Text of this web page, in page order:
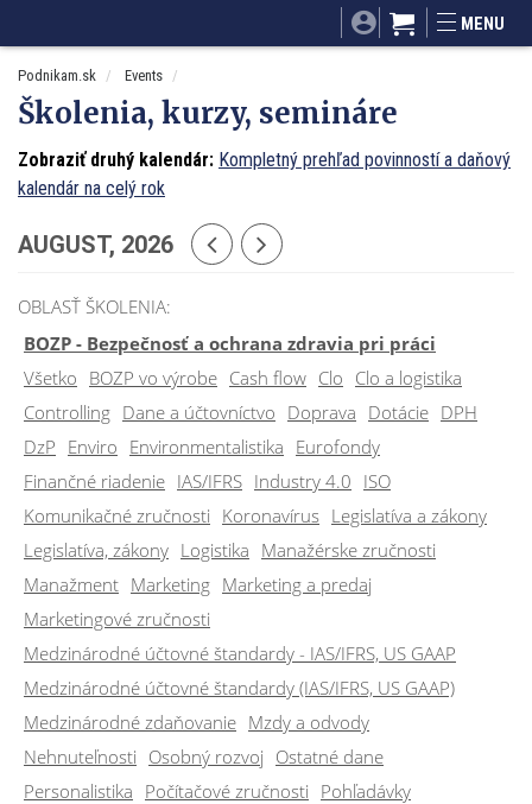
Mnamky-recepty.sk
MENU
Podnikam.sk Events
Školenia, kurzy, semináre
Zobraziť druhý kalendár: Kompletný prehľad povinností a daňový
kalendár na celý rok
AUGUST, 2026
OBLASŤ ŠKOLENIA:
BOZP - Bezpečnosť a ochrana zdravia pri práci
Všetko BOZP vo výrobe Cash flow Clo Clo a logistika
Controlling Dane a účtovníctvo Doprava Dotácie DPH
DzP Enviro Environmentalistika Eurofondy
Finančné riadenie IAS/IFRS Industry 4.0 ISO
Komunikačné zručnosti Koronavírus Legislatíva a zákony
Legislatíva, zákony Logistika Manažérske zručnosti
Manažment Marketing Marketing a predaj
Marketingové zručnosti
Medzinárodné účtovné štandardy - IAS/IFRS, US GAAP
Medzinárodné účtovné štandardy (IAS/IFRS, US GAAP)
Medzinárodné zdaňovanie Mzdy a odvody
Nehnuteľnosti Osobný rozvoj Ostatné dane
Personalistika Počítačové zručnosti Pohľadávky